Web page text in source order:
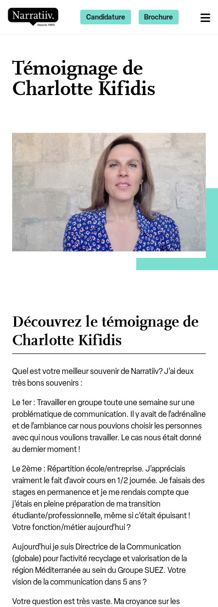
Témoignage de
Charlotte Kifidis
Découvrez le témoignage de
Charlotte Kifidis
Quel est votre meilleur souvenir de Narratiiv? J’ai deux
très bons souvenirs :
Le 1er : Travailler en groupe toute une semaine sur une
problématique de communication. Il y avait de l’adrénaline
et de l’ambiance car nous pouvions choisir les personnes
avec qui nous voulions travailler. Le cas nous était donné
au dernier moment !
Le 2ème : Répartition école/entreprise. J’appréciais
vraiment le fait d’avoir cours en 1/2 journée. Je faisais des
stages en permanence et je me rendais compte que
j’étais en pleine préparation de ma transition
étudiante/professionnelle, même si c’était épuisant !
Votre fonction/métier aujourd’hui ?
Aujourd’hui je suis Directrice de la Communication
(globale) pour l’activité recyclage et valorisation de la
région Méditerranée au sein du Groupe SUEZ. Votre
vision de la communication dans 5 ans ?
Votre question est très vaste. Ma croyance sur les
Candidature Brochure